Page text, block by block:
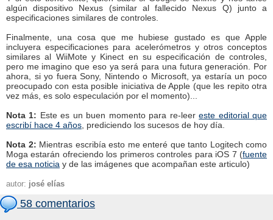
algún dispositivo Nexus (similar al fallecido Nexus Q) junto a
especificaciones similares de controles.
Finalmente, una cosa que me hubiese gustado es que Apple
incluyera especificaciones para acelerómetros y otros conceptos
similares al WiiMote y Kinect en su especificación de controles,
pero me imagino que eso ya será para una futura generación. Por
ahora, si yo fuera Sony, Nintendo o Microsoft, ya estaría un poco
preocupado con esta posible iniciativa de Apple (que les repito otra
vez más, es solo especulación por el momento)...
Nota 1: Este es un buen momento para re-leereste editorial que
escribí hace 4 años , prediciendo los sucesos de hoy día.
Nota 2: Mientras escribía esto me enteré que tanto Logitech como
Moga estarán ofreciendo los primeros controles para iOS 7 (fuente
de esa noticia y de las imágenes que acompañan este articulo)
autor: josé elías
58 comentarios